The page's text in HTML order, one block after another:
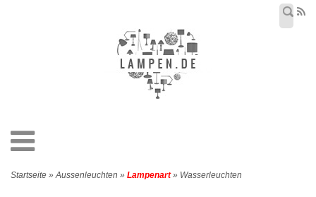
Startseite » Aussenleuchten » Lampenart» Wasserleuchten